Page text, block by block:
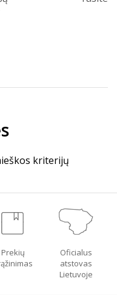
kriterijų
Prekių
Oficialus
atstovas
Lietuvoje